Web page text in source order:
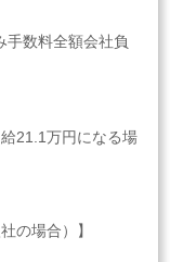
手数料全額会社負
21.1万円になる場
の場合）】